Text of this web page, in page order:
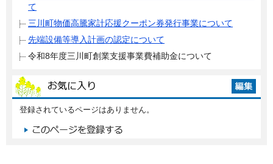
て
三川町物価高騰家計応援クーポン券発行事業について
先端設備等導入計画の認定について
令和8年度三川町創業支援事業費補助金について
登録されているページはありません。